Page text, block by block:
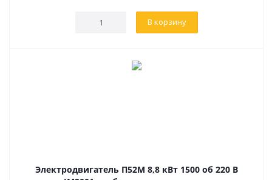
В корзину
Электродвигатель П52М 8,8 кВт 1500 об 220 В